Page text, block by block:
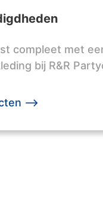
compleet met
bij R&R
-->